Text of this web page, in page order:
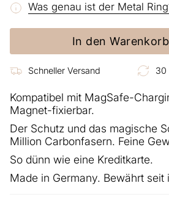
Was genau ist der Metal
In den
Schneller Versand 30
Kompatibel mit MagSafe-
Magnet-fixierbar.
Der Schutz und das magische
Million Carbonfasern. Feine
So dünn wie eine Kreditkarte.
Made in Germany. Bewährt seit